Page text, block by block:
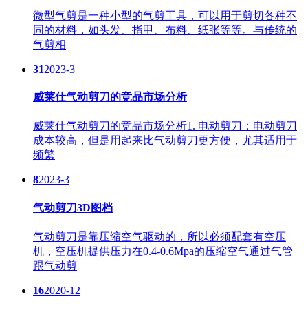
微型气剪是一种小型的气剪工具，可以用于剪切各种不
同的材料，如头发、指甲、布料、纸张等等。与传统的
气剪相
312023-3
威莱仕气动剪刀的竞品市场分析
威莱仕气动剪刀的竞品市场分析1. 电动剪刀：电动剪刀
成本较高，但是用起来比气动剪刀更方便，尤其适用于
频繁
82023-3
气动剪刀3D图档
气动剪刀是靠压缩空气驱动的，所以必须配套有空压
机，空压机提供压力在0.4-0.6Mpa的压缩空气通过气管
跟气动剪
162020-12